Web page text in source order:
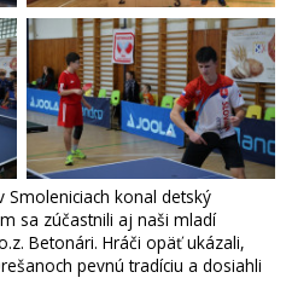
konal detský
sa zúčastnili aj naši mladí
Betonári. Hráči opäť ukázali,
pevnú tradíciu a dosiahli